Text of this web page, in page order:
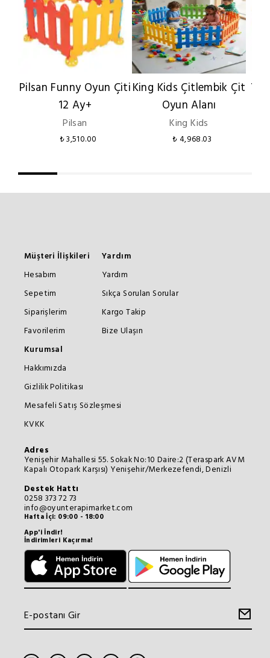
Pilsan Funny Oyun Çiti
12 Ay+
Pilsan
₺ 3,510.00
King Kids Çitlembik Çit
Oyun Alanı
King Kids
₺ 4,968.03
Müşteri İlişkileri
Hesabım
Sepetim
Siparişlerim
Favorilerim
Yardım
Yardım
Sıkça Sorulan Sorular
Kargo Takip
Bize Ulaşın
Kurumsal
Hakkımızda
Gizlilik Politikası
Mesafeli Satış Sözleşmesi
KVKK
Adres
Yenişehir Mahallesi 55. Sokak No:10 Daire:2 (Teraspark AVM
Kapalı Otopark Karşısı) Yenişehir/Merkezefendi, Denizli
Destek Hattı
0258 373 72 73
info@oyunterapimarket.com
Hafta İçi: 09:00 - 18:00
App'i İndir!
İndirimleri Kaçırma!